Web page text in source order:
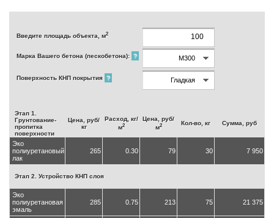
Введите площадь объекта, м2
Марка Вашего бетона (пескобетона): ?
Поверхность КНП покрытия ?
Этап 1.
Грунтование-
пропитка
поверхности
Цена, руб/
кг
Расход, кг/
м2
Цена, руб/
м2 Кол-во, кг Сумма, руб
Эко
полиуретановый
лак
265 0.30 79 30 7 950
Этап 2. Устройство КНП слоя
Эко
полиуретановая
эмаль
285 0.75 213 75 21 375